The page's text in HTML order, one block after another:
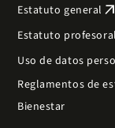
Estatuto general arrow_outward
Estatuto profesoral
Uso de datos
Reglamentos de
Bienestar